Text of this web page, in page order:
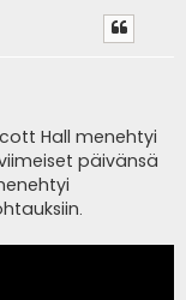
Hall menehtyi
päivänsä